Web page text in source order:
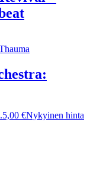
5,00 €Nykyinen hinta